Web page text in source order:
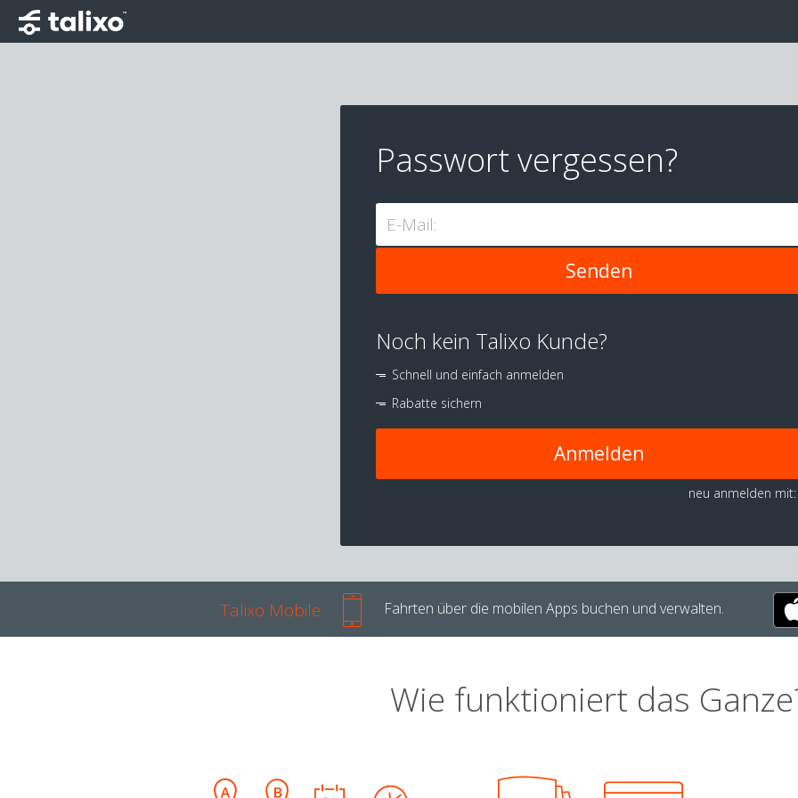
Passwort vergessen?
E-Mail:
Noch kein Talixo Kunde?
Schnell und einfach anmelden
Rabatte sichern
Anmelden
neu anmelden mit:
Talixo Mobile Fahrten über die mobilen Apps buchen und verwalten.
Wie funktioniert das